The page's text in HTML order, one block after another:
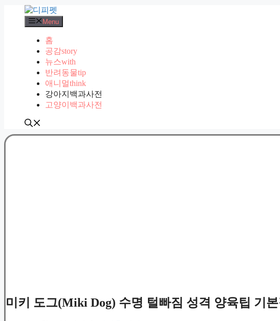
Menu
홈
공감story
뉴스with
반려동물tip
애니멀think
강아지백과사전
고양이백과사전
미키 도그(Miki Dog) 수명 털빠짐 성격 양육팁 기